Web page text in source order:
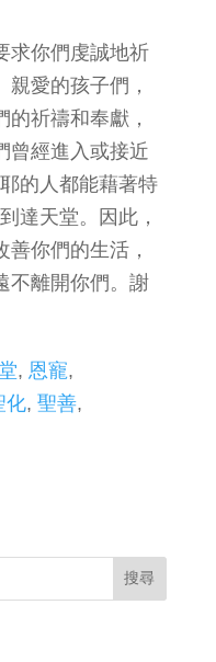
求你們虔誠地祈
愛的孩子們，
祈禱和奉獻，
曾經進入或接近
的人都能藉著特
達天堂。因此，
你們的生活，
不離開你們。謝
, 恩寵,
化,聖善,